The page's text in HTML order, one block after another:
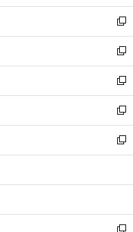
開
く
ウ
で
開
く
ン
ド
ウ
で
開
く
ウ
ィ
ン
ド
ウ
で
開
く
し
い
ウ
ィ
ン
ド
ウ
で
開
く
新
し
い
ウ
ィ
ン
ド
ウ
で
開
新
し
い
ウ
ィ
ン
ド
ウ
開
新
し
い
ウ
ィ
ン
ウ
開
く
新
し
い
ウ
ン
ウ
で
新
し
ウ
ン